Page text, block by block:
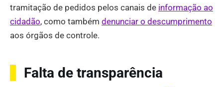
tramitação de pedidos pelos canais de informação ao
cidadão, como também denunciar o descumprimento
aos órgãos de controle.
Falta de transparência